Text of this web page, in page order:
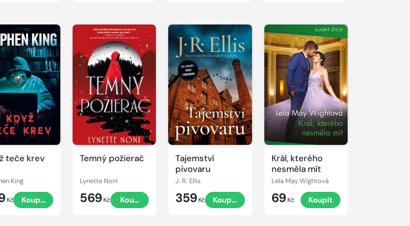
teče krev
King
Kč Koupit
Temný požierač
Lynette Noni
569 Kč Koupit
Tajemství
pivovaru
J. R. Ellis
359 Kč Koupit
Král, kterého
nesměla mít
Lela May Wightová
69 Kč Koupit